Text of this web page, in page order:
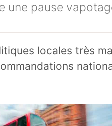
une pause
locales très